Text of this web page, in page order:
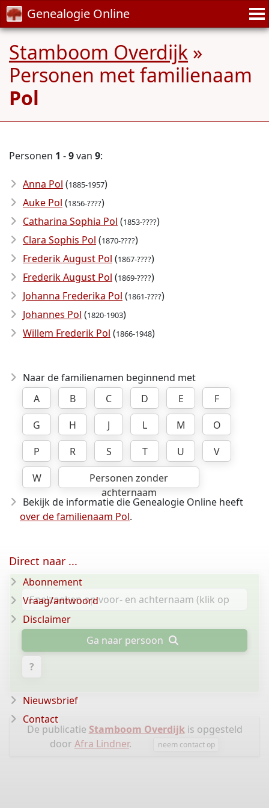
Genealogie Online
Stamboom Overdijk »
Personen met familienaam
Pol
Personen 1 -9van 9:
Anna Pol (1885-1957)
Auke Pol (1856-????)
Catharina Sophia Pol (1853-????)
Clara Sophis Pol (1870-????)
Frederik August Pol (1867-????)
Frederik August Pol (1869-????)
Johanna Frederika Pol (1861-????)
Johannes Pol (1820-1903)
Willem Frederik Pol (1866-1948)
Naar de familienamen beginnend met
A
B C D E
F
G
H J L M
O
P
R S T U
V
W
Personen zonder
achternaam
Bekijk de informatie die Genealogie Online heeft
over de familienaam Pol.
Ga naar persoon
?
De publicatie Stamboom Overdijkis opgesteld
door Afra Lindner. neem contact op
Direct naar ...
Abonnement
Vraag/antwoord
Disclaimer
Nieuwsbrief
Contact